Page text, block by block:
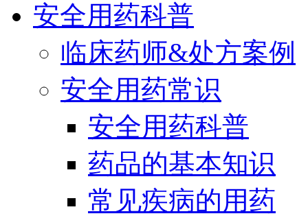
安全用药科普
临床药师&处方案例
安全用药常识
安全用药科普
药品的基本知识
常见疾病的用药